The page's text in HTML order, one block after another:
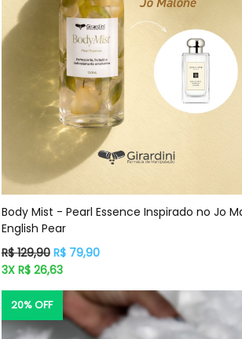
Body Mist - Pearl Essence Inspirado no Jo
English Pear
Preço
normal
R$ 129,90 R$ 79,90
3X R$ 26,63
20% OFF